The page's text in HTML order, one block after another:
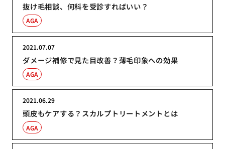
抜け毛相談、何科を受診すればいい？
AGA
ダメージ補修で見た目改善？薄毛印象への効果
2021.07.07
AGA
頭皮もケアする？スカルプトリートメントとは
2021.06.29
AGA